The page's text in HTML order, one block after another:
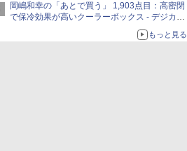
岡嶋和幸の「あとで買う」 1,903点目：高密閉
で保冷効果が高いクーラーボックス - デジカメ
もっと見る